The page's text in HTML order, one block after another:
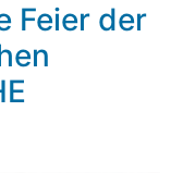
Feier der